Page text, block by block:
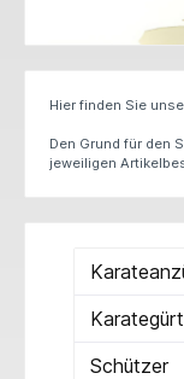
Hier finden Sie
Den Grund für den
jeweiligen
Schützer